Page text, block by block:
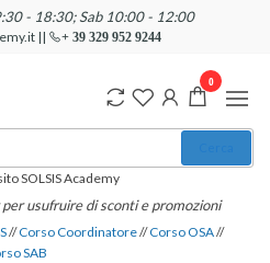
- 18:30; Sab 10:00 - 12:00
|| + 39 329 952 9244
SOLSIS Academy
usufruire di sconti e promozioni
//Corso Coordinatore//Corso OSA//
SAB
0